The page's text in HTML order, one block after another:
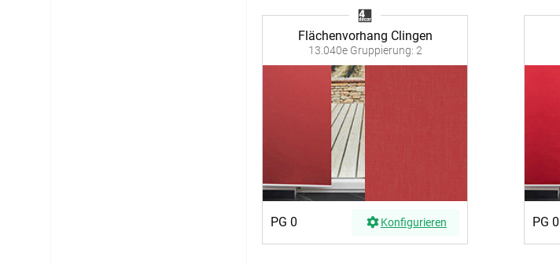
Flächenvorhang Clingen
13.040e Gruppierung: 2
PG 0 Konfigurieren PG 0